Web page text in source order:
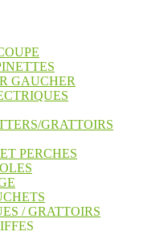
GAUCHER
GRATTOIRS
PERCHES
/ GRATTOIRS